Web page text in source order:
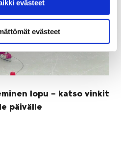
evästeet
evästeet
lopu – katso vinkit
päivälle